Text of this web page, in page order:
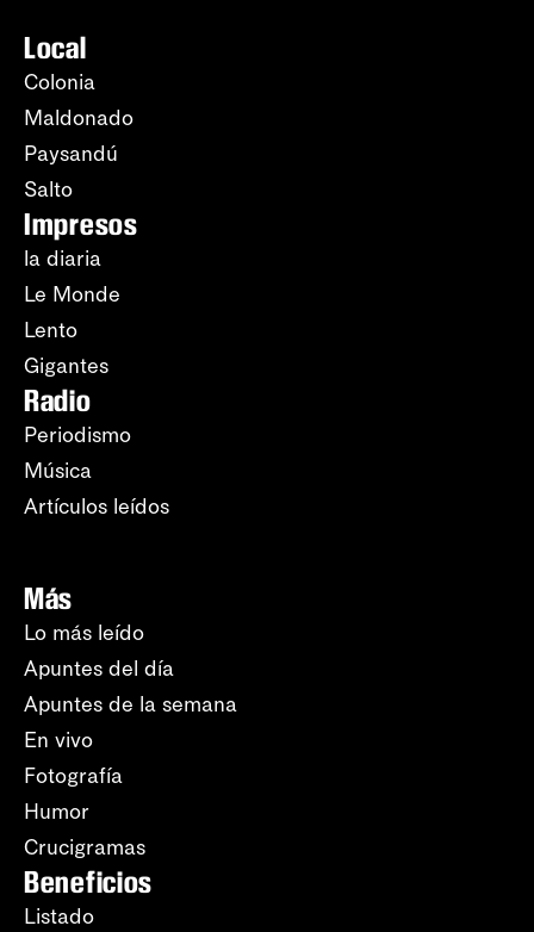
Local
Colonia
Maldonado
Paysandú
Salto
Impresos
la diaria
Le Monde
Lento
Gigantes
Radio
Periodismo
Música
Artículos leídos
Más
Lo más leído
Apuntes del día
Apuntes de la semana
En vivo
Fotografía
Humor
Crucigramas
Beneficios
Listado